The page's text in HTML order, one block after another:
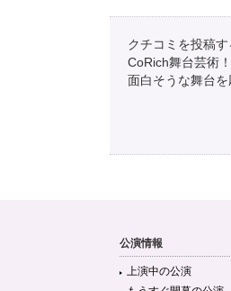
クチコミを投稿す
CoRich舞台芸術
面白そうな舞台を
公演情報
上演中の公演